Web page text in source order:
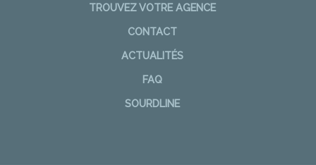
TROUVEZ VOTRE AGENCE
CONTACT
ACTUALITÉS
FAQ
SOURDLINE